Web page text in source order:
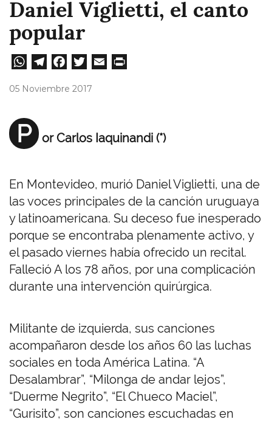
Daniel Viglietti, el canto
popular
W
A
pp
Te
m
Fa
05 Noviembre 2017
P or Carlos Iaquinandi (*)
En Montevideo, murió Daniel Viglietti, una de
las voces principales de la canción uruguaya
y latinoamericana. Su deceso fue inesperado
porque se encontraba plenamente activo, y
el pasado viernes había ofrecido un recital.
Falleció A los 78 años, por una complicación
durante una intervención quirúrgica.
Militante de izquierda, sus canciones
acompañaron desde los años 60 las luchas
sociales en toda América Latina. “A
Desalambrar”, “Milonga de andar lejos”,
“Duerme Negrito”, “El Chueco Maciel”,
“Gurisito”, son canciones escuchadas en